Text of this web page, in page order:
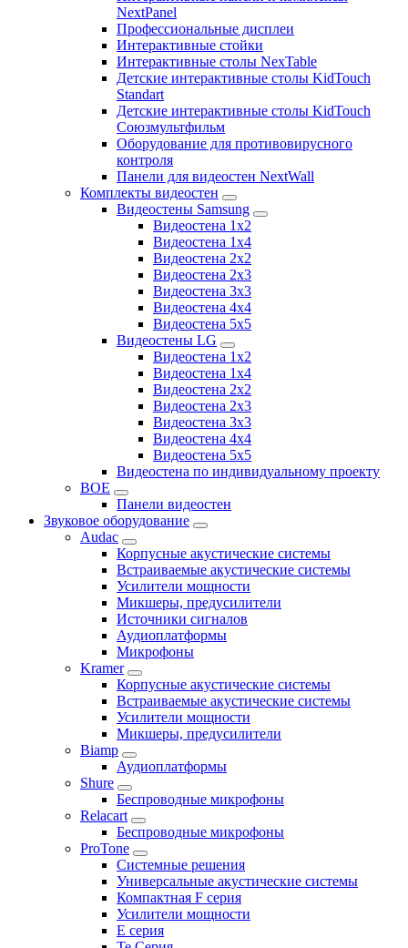
NextPanel
Профессиональные дисплеи
Интерактивные стойки
Интерактивные столы NexTable
Детские интерактивные столы KidTouch
Standart
Детские интерактивные столы KidTouch
Союзмультфильм
Оборудование для противовирусного
контроля
Панели для видеостен NextWall
Комплекты видеостен
Видеостены Samsung
Видеостена 1x2
Видеостена 1x4
Видеостена 2x2
Видеостена 2х3
Видеостена 3x3
Видеостена 4x4
Видеостена 5x5
Видеостены LG
Видеостена 1x2
Видеостена 1x4
Видеостена 2x2
Видеостена 2x3
Видеостена 3x3
Видеостена 4x4
Видеостена 5x5
Видеостена по индивидуальному проекту
BOE
Панели видеостен
Звуковое оборудование
Audac
Корпусные акустические системы
Встраиваемые акустические системы
Усилители мощности
Микшеры, предусилители
Источники сигналов
Аудиоплатформы
Микрофоны
Kramer
Корпусные акустические системы
Встраиваемые акустические системы
Усилители мощности
Микшеры, предусилители
Biamp
Аудиоплатформы
Shure
Беспроводные микрофоны
Relacart
Беспроводные микрофоны
ProTone
Системные решения
Универсальные акустические системы
Компактная F серия
Усилители мощности
E серия